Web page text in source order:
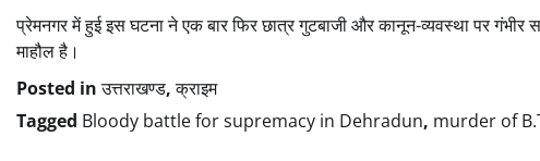
प्रेमनगर में हुई इस घटना ने एक बार फिर छात्र गुटबाजी और कानून-व्यवस्था पर
माहौल है।
Posted inउत्तराखण्ड,क्राइम
Tagged Bloody battle for supremacy in Dehradun, murder of